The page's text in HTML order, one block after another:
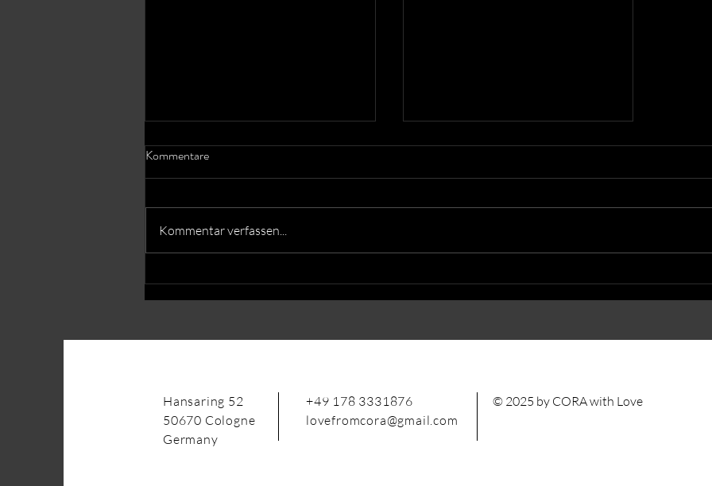
Kommentare
Kommentar verfassen...
Hansaring 52
50670 Cologne
Germany
+49 178 3331876
lovefromcora@gmail.com
© 2025 by CORA with Love